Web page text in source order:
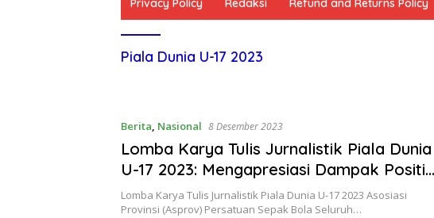
Privacy Policy Redaksi Refund and Returns Policy
Piala Dunia U-17 2023
Berita, Nasional 8 Desember 2023
Lomba Karya Tulis Jurnalistik Piala Dunia
U-17 2023: Mengapresiasi Dampak Positif
Bagi Sepak Bola Indonesia
Lomba Karya Tulis Jurnalistik Piala Dunia U-17 2023 Asosiasi
Provinsi (Asprov) Persatuan Sepak Bola Seluruh…